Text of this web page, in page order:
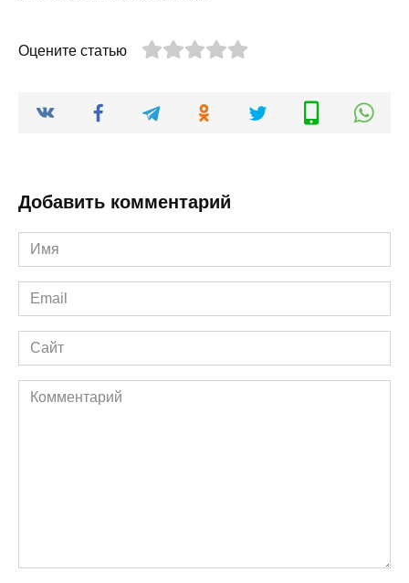
Оцените статью
Добавить комментарий
Имя
*
Email
*
Сайт
Комментарий